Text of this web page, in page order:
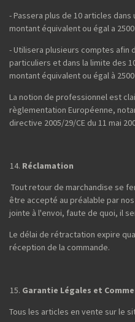
- Passera plus de 10 articles
montant équivalent ou égal a 2500
- Utilisera plusieurs comptes afin
particuliers et dans la limite des
montant équivalent ou égal à 2500
La notion de professionnel est
règlementation Européenne,
directive 2005/29/CE du 11 mai
Réclamation
Tout retour de marchandise se
être accepté au préalable par
jointe à l'envoi, faute de quoi, il
Le délai de rétractation expire
réception de la commande.
Garantie Légales et
Tous les articles en vente sur le